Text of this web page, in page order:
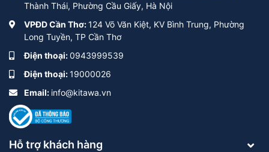
Thành Thái, Phường Cầu Giấy, Hà Nội
VPĐD Cần Thơ:124 Võ Văn Kiệt, KV Bình Trung, Phường
Long Tuyền, TP Cần Thơ
Điện thoại:0943999539
Điện thoại:19000026
Email: info@kitawa.vn
Hỗ trợ khách hàng